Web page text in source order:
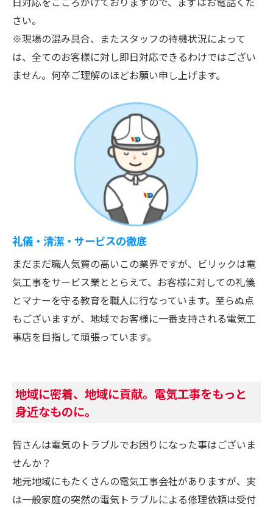
さい。
※現場の混み具合、またスタッフの待機状況によって
は、全てのお客様に対し即日対応できるわけではござい
ません。何卒ご理解のほどお願い申し上げます。
礼儀・清潔・サービスの徹底
まだまだ職人気質の高いこの業界ですが、ビリックは電
気工事をサービス業ととらえて、お客様に対しての礼儀
とマナーを守る教育を職人に行なっています。至らぬ点
もございますが、地域でお客様に一番支持される電気工
事店を目指して頑張っています。
地域に密着、地域に貢献。電気工事をもっと
身近なものに。
皆さんは電気のトラブルでお困りになった事はございま
せんか？
地元地域にもたくさんの電気工事会社がありますが、実
は一般家庭の突然の電気トラブルによる修理依頼は受付